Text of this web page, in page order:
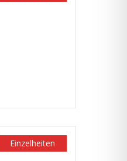
Einzelheiten